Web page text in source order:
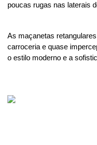
poucas rugas nas laterais
As maçanetas
carroceria e quase
o estilo moderno e a